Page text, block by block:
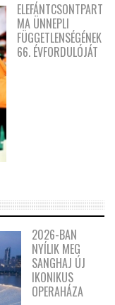
ELEFÁNTCSONTPART
MA ÜNNEPLI
FÜGGETLENSÉGÉNEK
66. ÉVFORDULÓJÁT
2026-BAN
NYÍLIK MEG
SANGHAJ ÚJ
IKONIKUS
OPERAHÁZA